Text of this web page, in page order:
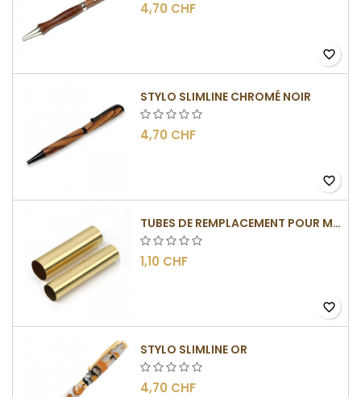
4,70 CHF
favorite_border
STYLO SLIMLINE CHROMÉ NOIR
4,70 CHF
favorite_border
TUBES DE REMPLACEMENT POUR MÉCANISMES SLIMLINE
1,10 CHF
favorite_border
STYLO SLIMLINE OR
4,70 CHF